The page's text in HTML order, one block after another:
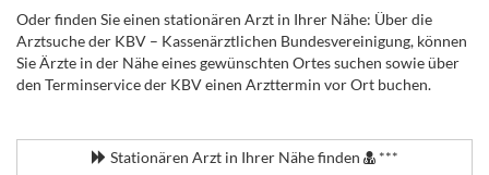
Oder finden Sie einen stationären Arzt in Ihrer Nähe: Über die
Arztsuche der KBV – Kassenärztlichen Bundesvereinigung, können
Sie Ärzte in der Nähe eines gewünschten Ortes suchen sowie über
den Terminservice der KBV einen Arzttermin vor Ort buchen.
Stationären Arzt in Ihrer Nähe finden ***